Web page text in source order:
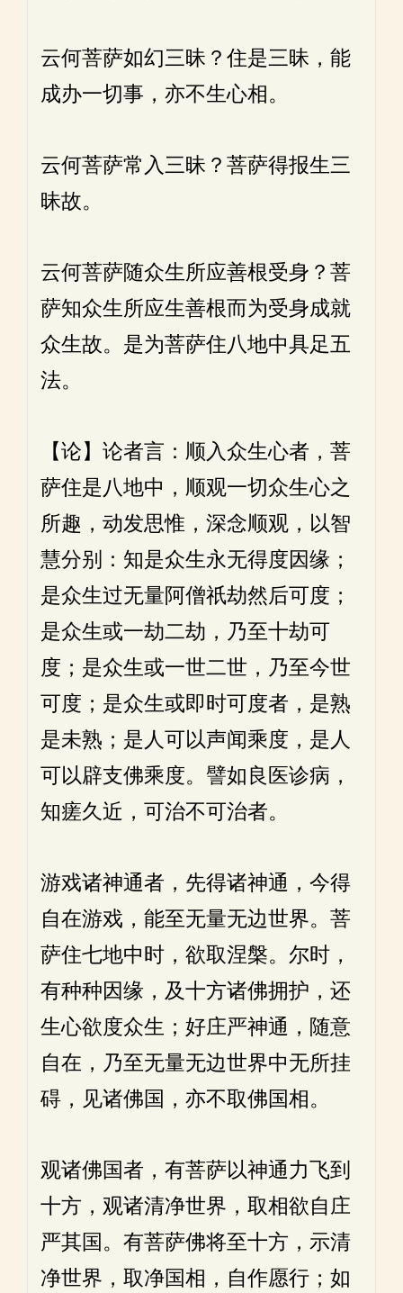
云何菩萨如幻三昧？住是三昧，能
成办一切事，亦不生心相。
云何菩萨常入三昧？菩萨得报生三
昧故。
云何菩萨随众生所应善根受身？菩
萨知众生所应生善根而为受身成就
众生故。是为菩萨住八地中具足五
法。
【论】论者言：顺入众生心者，菩
萨住是八地中，顺观一切众生心之
所趣，动发思惟，深念顺观，以智
慧分别：知是众生永无得度因缘；
是众生过无量阿僧祇劫然后可度；
是众生或一劫二劫，乃至十劫可
度；是众生或一世二世，乃至今世
可度；是众生或即时可度者，是熟
是未熟；是人可以声闻乘度，是人
可以辟支佛乘度。譬如良医诊病，
知瘥久近，可治不可治者。
游戏诸神通者，先得诸神通，今得
自在游戏，能至无量无边世界。菩
萨住七地中时，欲取涅槃。尔时，
有种种因缘，及十方诸佛拥护，还
生心欲度众生；好庄严神通，随意
自在，乃至无量无边世界中无所挂
碍，见诸佛国，亦不取佛国相。
观诸佛国者，有菩萨以神通力飞到
十方，观诸清净世界，取相欲自庄
严其国。有菩萨佛将至十方，示清
净世界，取净国相，自作愿行；如